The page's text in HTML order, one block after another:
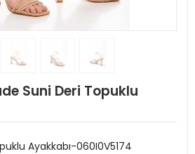
Suni Deri Topuklu
Ayakkabı-060I0V5174